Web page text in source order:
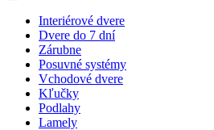
Interiérové dvere
Dvere do 7 dní
Zárubne
Posuvné systémy
Vchodové dvere
Kľučky
Podlahy
Lamely